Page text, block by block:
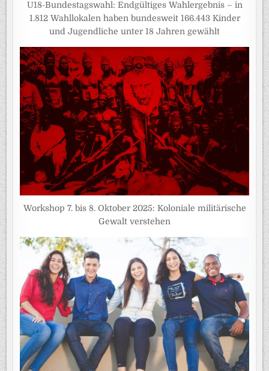
U18-Bundestagswahl: Endgültiges Wahlergebnis – in
1.812 Wahllokalen haben bundesweit 166.443 Kinder
und Jugendliche unter 18 Jahren gewählt
Workshop 7. bis 8. Oktober 2025: Koloniale militärische
Gewalt verstehen